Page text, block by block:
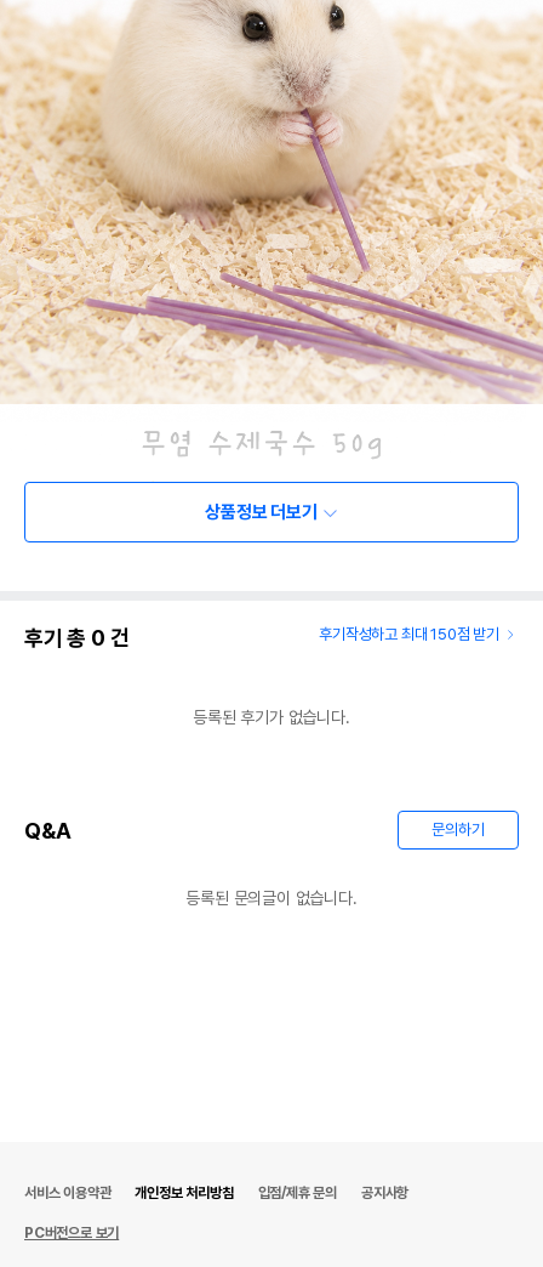
상품정보 더보기
후기 총 0 건 후기작성하고 최대 150점 받기
등록된 후기가 없습니다.
Q&A 문의하기
등록된 문의글이 없습니다.
서비스 이용약관 개인정보 처리방침 입점/제휴 문의 공지사항
PC버전으로 보기